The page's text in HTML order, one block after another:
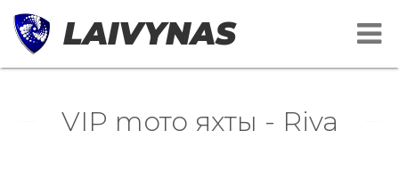
LAIVYNAS
VIP mото яхты - Riva